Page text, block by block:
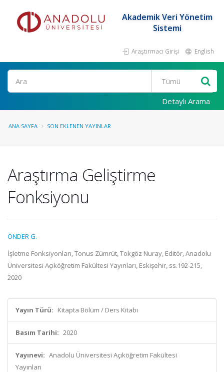
Akademik Veri Yönetim
Sistemi
Araştırmacı Girişi English
Ara
Detaylı Arama
ANA SAYFA SON EKLENEN YAYINLAR
Araştırma Geliştirme
Fonksiyonu
ÖNDER G.
İşletme Fonksiyonları, Tonus Zümrüt, Tokgöz Nuray, Editör, Anadolu
Üniversitesi Açıköğretim Fakültesi Yayınları, Eskişehir, ss.192-215,
2020
Yayın Türü: Kitapta Bölüm / Ders Kitabı
Basım Tarihi: 2020
Yayınevi: Anadolu Üniversitesi Açıköğretim Fakültesi
Yayınları